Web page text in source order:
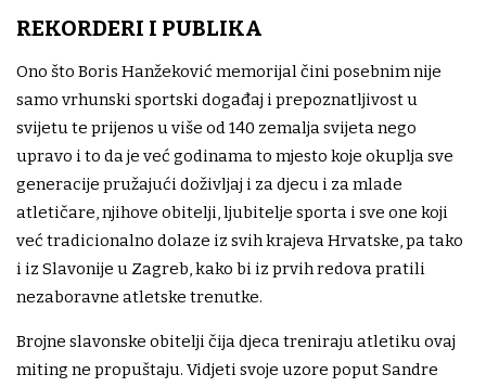
REKORDERI I PUBLIKA
Ono što Boris Hanžeković memorijal čini posebnim nije
samo vrhunski sportski događaj i prepoznatljivost u
svijetu te prijenos u više od 140 zemalja svijeta nego
upravo i to da je već godinama to mjesto koje okuplja sve
generacije pružajući doživljaj i za djecu i za mlade
atletičare, njihove obitelji, ljubitelje sporta i sve one koji
već tradicionalno dolaze iz svih krajeva Hrvatske, pa tako
i iz Slavonije u Zagreb, kako bi iz prvih redova pratili
nezaboravne atletske trenutke.
Brojne slavonske obitelji čija djeca treniraju atletiku ovaj
miting ne propuštaju. Vidjeti svoje uzore poput Sandre